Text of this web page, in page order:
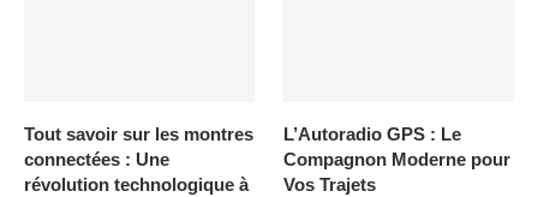
Tout savoir sur les montres
connectées : Une
révolution technologique à
L’Autoradio GPS : Le
Compagnon Moderne pour
Vos Trajets